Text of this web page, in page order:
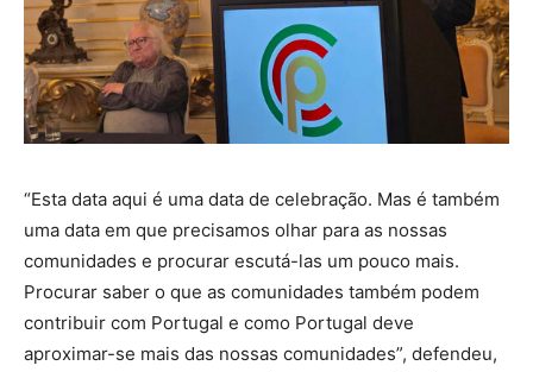
“Esta data aqui é uma data de celebração. Mas é também
uma data em que precisamos olhar para as nossas
comunidades e procurar escutá-las um pouco mais.
Procurar saber o que as comunidades também podem
contribuir com Portugal e como Portugal deve
aproximar-se mais das nossas comunidades”, defendeu,